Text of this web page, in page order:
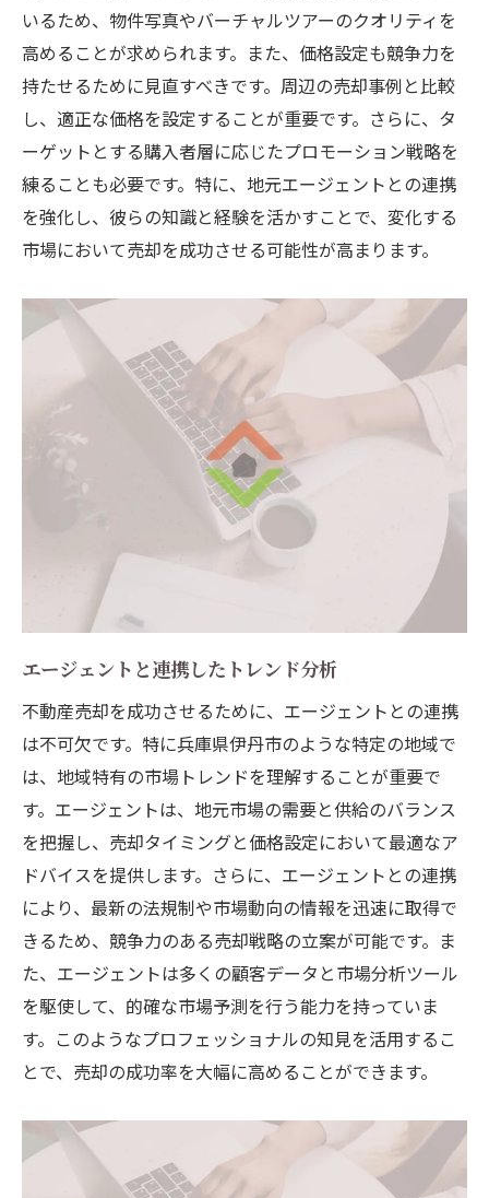
いるため、物件写真やバーチャルツアーのクオリティを
高めることが求められます。また、価格設定も競争力を
持たせるために見直すべきです。周辺の売却事例と比較
し、適正な価格を設定することが重要です。さらに、タ
ーゲットとする購入者層に応じたプロモーション戦略を
練ることも必要です。特に、地元エージェントとの連携
を強化し、彼らの知識と経験を活かすことで、変化する
市場において売却を成功させる可能性が高まります。
エージェントと連携したトレンド分析
不動産売却を成功させるために、エージェントとの連携
は不可欠です。特に兵庫県伊丹市のような特定の地域で
は、地域特有の市場トレンドを理解することが重要で
す。エージェントは、地元市場の需要と供給のバランス
を把握し、売却タイミングと価格設定において最適なア
ドバイスを提供します。さらに、エージェントとの連携
により、最新の法規制や市場動向の情報を迅速に取得で
きるため、競争力のある売却戦略の立案が可能です。ま
た、エージェントは多くの顧客データと市場分析ツール
を駆使して、的確な市場予測を行う能力を持っていま
す。このようなプロフェッショナルの知見を活用するこ
とで、売却の成功率を大幅に高めることができます。